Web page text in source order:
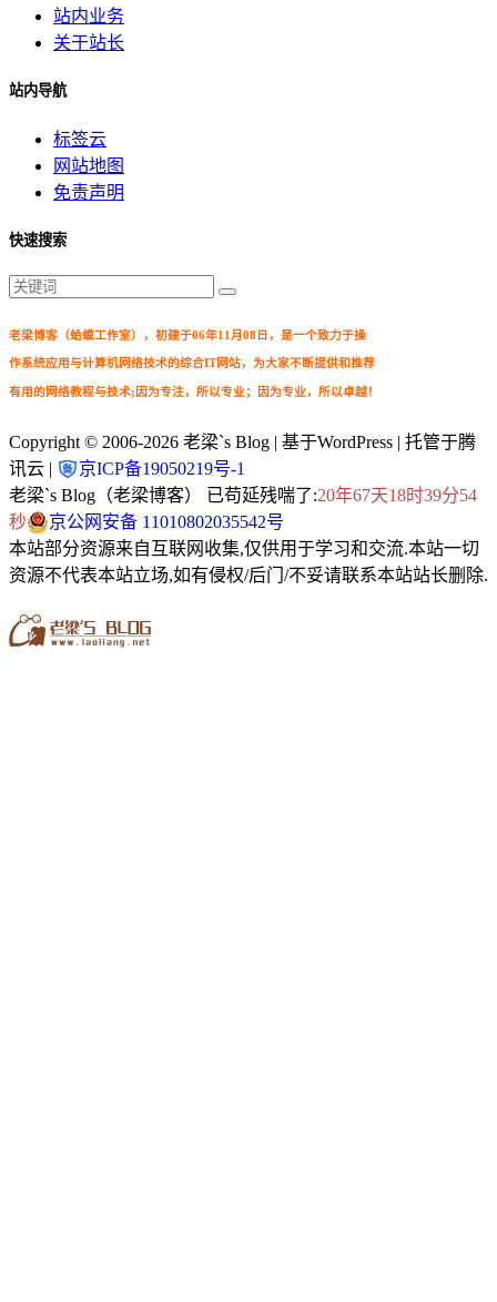
站内业务
关于站长
站内导航
标签云
网站地图
免责声明
快速搜索
老梁博客（蛤蟆工作室），初建于06年11月08日，是一个致力于操
作系统应用与计算机网络技术的综合IT网站，为大家不断提供和推荐
有用的网络教程与技术;因为专注，所以专业；因为专业，所以卓越！
Copyright © 2006-2026 老梁`s Blog | 基于WordPress | 托管于腾
讯云 |
京ICP备19050219号-1
老梁`s Blog（老梁博客） 已苟延残喘了:20年67天18时39分55
秒
京公网安备 11010802035542号
本站部分资源来自互联网收集,仅供用于学习和交流.本站一切
资源不代表本站立场,如有侵权/后门/不妥请联系本站站长删除.